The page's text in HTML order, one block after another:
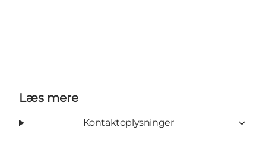
Læs mere
Kontaktoplysninger